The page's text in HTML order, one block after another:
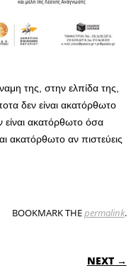
της, στην ελπίδα της,
δεν είναι ακατόρθωτο
είναι ακατόρθωτο όσα
ακατόρθωτο αν πιστεύεις
BOOKMARK THEpermalink.
NEXT →